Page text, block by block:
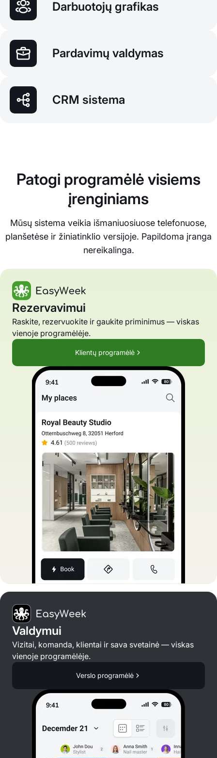
Darbuotojų grafikas
Pardavimų valdymas
CRM sistema
Patogi programėlė visiems
įrenginiams
Mūsų sistema veikia išmaniuosiuose telefonuose,
planšetėse ir žiniatinklio versijoje. Papildoma įranga
nereikalinga.
Rezervavimui
Raskite, rezervuokite ir gaukite priminimus — viskas
vienoje programėlėje.
Klientų programėlė
Valdymui
Vizitai, komanda, klientai ir sava svetainė — viskas
vienoje programėlėje.
Verslo programėlė